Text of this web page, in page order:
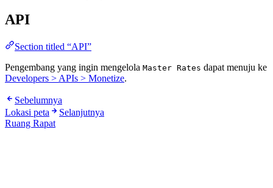
API
Section titled “API”
Pengembang yang ingin mengelola Master Rates dapat menuju ke
Developers > APIs > Monetize.
Sebelumnya
Lokasi peta
Selanjutnya
Ruang Rapat